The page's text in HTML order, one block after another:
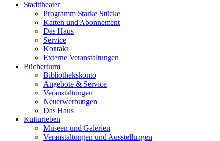
Stadttheater
Programm Starke Stücke
Karten und Abonnement
Das Haus
Service
Kontakt
Externe Veranstaltungen
Bücherturm
Bibliothekskonto
Angebote & Service
Veranstaltungen
Neuerwerbungen
Das Haus
Kulturleben
Museen und Galerien
Veranstaltungen und Ausstellungen